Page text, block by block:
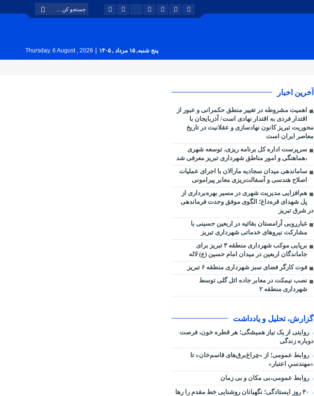
پنج شنبه, ۱۵ مرداد , ۱۴۰۵ |
Thursday, 6 August , 2026
آخرین اخبار
اهمیت مشروطه در تغییر منطق حکمرانی و عبور از
اقتدار فردی به اقتدار نهادی است/ آذربایجان با
محوریت تبریز کانون نهادسازی و عقلانیت در تاریخ
معاصر ایران است
سرپرست اداره کل برنامه ریزی، توسعه شهری
،هماهنگی و امور مناطق شهرداری تبریز معرفی شد
ساماندهی میدان سجادیه مارالان با اجرای عملیات
اصلاح هندسی و آسفالت‌ریزی معابر پیرامونی
هم‌افزایی مدیریت شهری در مسیر بهره‌برداری از
پل شهدای قره‌داغ؛ الگوی موفق وحدت فرماندهی
در شرق تبریز
غبارروبی آرامستان بقائیه در اربعین حسینی با
مشارکت نیروهای خدماتی شهرداری تبریز
برپایی موکب شهرداری منطقه ۳ تبریز برای
جاماندگان اربعین در میدان امام حسین (ع) لاله
فوت کارگر فضای سبز شهرداری منطقه ۶ تبریز
نصب نیمکت در معابر جاده ائل گلی توسط
شهرداری منطقه ۲
گزارش، تحلیل و یادداشت
روایتی از یک نیاز همیشگی؛ هر قطره خون، فرصت
دوباره زندگی
روابط عمومی؛ از «چراغ‌برق‌های قاسم‌خان» تا
«مهندسیِ اعتبار»
روابط عمومی،بی مکان و بی زمان
۴۰ روز ایستادگی؛ نگهبانان روشنایی خط مقدم را رها